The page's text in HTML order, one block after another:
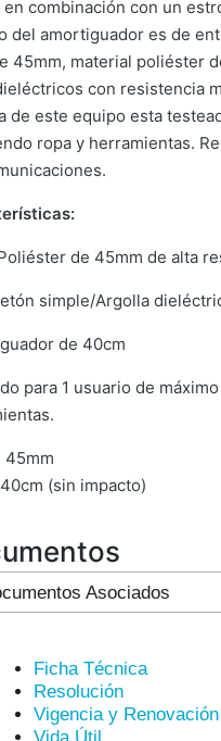
combinación con un
del amortiguador es de
45mm, material poliéster
con resistencia
de este equipo esta
ropa y herramientas.
de 45mm de alta
simple/Argolla
de 40cm
para 1 usuario de
45mm
(sin impacto)
Asociados
Ficha Técnica
Resolución
Vigencia y Renovación
Vida Útil